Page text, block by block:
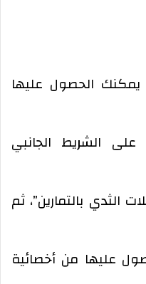
الحصول عليها
الشريط الجانبي
الثدي بالتمارين”، ثم
عليها من أخصائية